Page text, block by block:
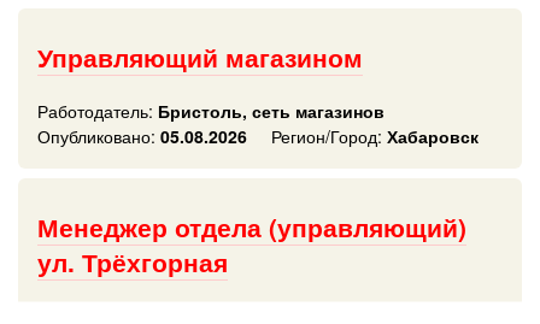
Управляющий магазином
Работодатель: Бристоль, сеть магазинов
Опубликовано: 05.08.2026 Регион/Город: Хабаровск
Менеджер отдела (управляющий)
ул. Трёхгорная